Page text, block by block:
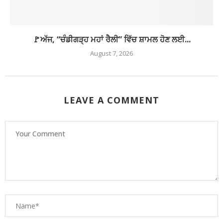
🚩ਅੱਜ, “ਚੰਡੀਗੜ੍ਹ ਮਹਾਂ ਰੈਲੀ” ਵਿੱਚ ਸ਼ਾਮਲ ਹੋਣ ਲਈ...
August 7, 2026
LEAVE A COMMENT